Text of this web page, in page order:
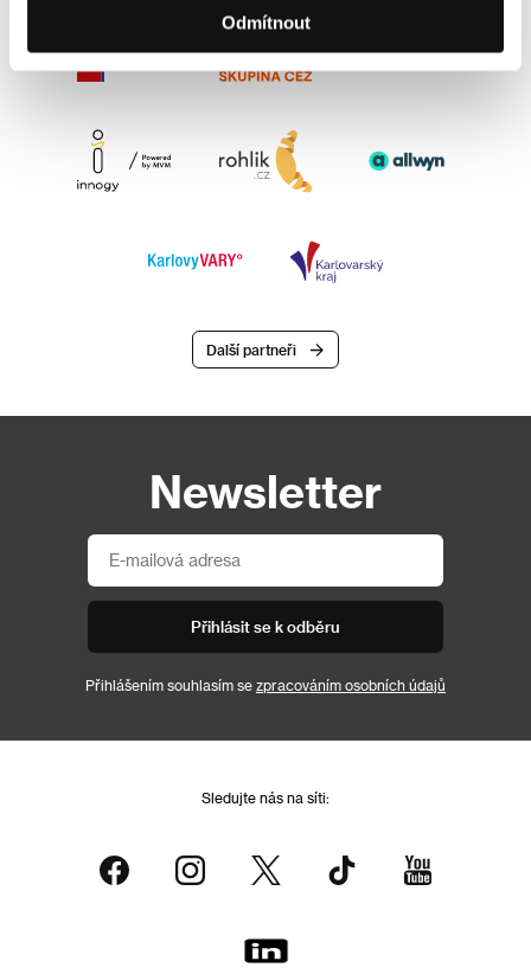
Odmítnout
Další partneři
Newsletter
Přihlásit se k odběru
Přihlášením souhlasím se zpracováním osobních údajů
Sledujte nás na síti: